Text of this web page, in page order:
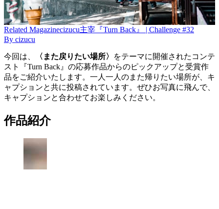
Related Magazinecizucu主宰『Turn Back』 | Challenge #32
By cizucu
今回は、 〈また戻りたい場所〉
をテーマに開催されたコンテ
スト『Turn Back』の応募作品からのピックアップと受賞作
品をご紹介いたします。一人一人のまた帰りたい場所が、キ
ャプションと共に投稿されています。ぜひお写真に飛んで、
キャプションと合わせてお楽しみください。
作品紹介